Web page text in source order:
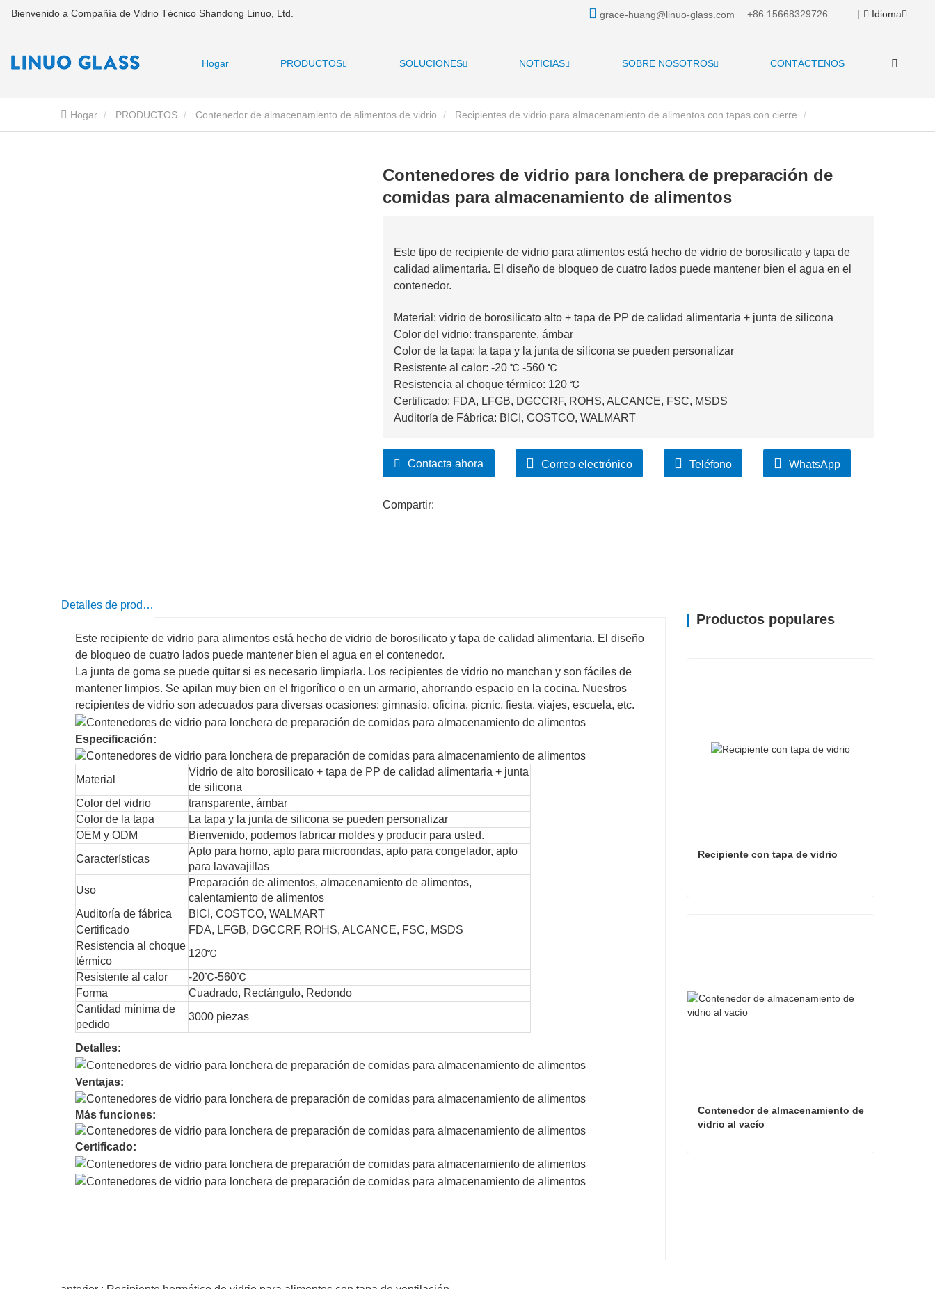
Bienvenido a Compañía de Vidrio Técnico Shandong Linuo, Ltd. grace-huang@linuo-glass.com +86 15668329726 | Idioma
Hogar PRODUCTOS SOLUCIONES NOTICIAS SOBRE NOSOTROS CONTÁCTENOS
Hogar PRODUCTOS Contenedor de almacenamiento de alimentos de vidrio Recipientes de vidrio para almacenamiento de alimentos con tapas con cierre
Contenedores de vidrio para lonchera de preparación de
comidas para almacenamiento de alimentos
Este tipo de recipiente de vidrio para alimentos está hecho de vidrio de borosilicato y tapa de
calidad alimentaria. El diseño de bloqueo de cuatro lados puede mantener bien el agua en el
contenedor.
Material: vidrio de borosilicato alto + tapa de PP de calidad alimentaria + junta de silicona
Color del vidrio: transparente, ámbar
Color de la tapa: la tapa y la junta de silicona se pueden personalizar
Resistente al calor: -20 ℃ -560 ℃
Resistencia al choque térmico: 120 ℃
Certificado: FDA, LFGB, DGCCRF, ROHS, ALCANCE, FSC, MSDS
Auditoría de Fábrica: BICI, COSTCO, WALMART
Contacta ahora Correo electrónico Teléfono WhatsApp
Compartir:
Detalles de producto
Este recipiente de vidrio para alimentos está hecho de vidrio de borosilicato y tapa de calidad alimentaria. El diseño
de bloqueo de cuatro lados puede mantener bien el agua en el contenedor.
La junta de goma se puede quitar si es necesario limpiarla. Los recipientes de vidrio no manchan y son fáciles de
mantener limpios. Se apilan muy bien en el frigorífico o en un armario, ahorrando espacio en la cocina. Nuestros
recipientes de vidrio son adecuados para diversas ocasiones: gimnasio, oficina, picnic, fiesta, viajes, escuela, etc.
Especificación:
Material
Vidrio de alto borosilicato + tapa de PP de calidad alimentaria + junta
de silicona
Color del vidrio
transparente, ámbar
Color de la tapa
La tapa y la junta de silicona se pueden personalizar
OEM y ODM
Bienvenido, podemos fabricar moldes y producir para usted.
Características
Apto para horno, apto para microondas, apto para congelador, apto
para lavavajillas
Uso
Preparación de alimentos, almacenamiento de alimentos,
calentamiento de alimentos
Auditoría de fábrica
BICI, COSTCO, WALMART
Certificado
FDA, LFGB, DGCCRF, ROHS, ALCANCE, FSC, MSDS
Resistencia al choque
térmico
120℃
Resistente al calor
-20℃-560℃
Forma
Cuadrado, Rectángulo, Redondo
Cantidad mínima de
pedido
3000 piezas
Detalles:
Ventajas:
Más funciones:
Certificado:
Productos populares
Recipiente con tapa de vidrio
Contenedor de almacenamiento de
vidrio al vacío